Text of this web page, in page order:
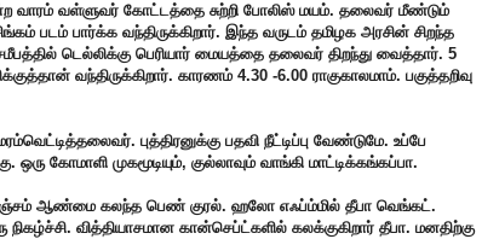
வள்ளுவர் கோட்டத்தை சுற்றி போலிஸ் மயம். தலைவர் மீண்டும்
படம் பார்க்க வந்திருக்கிறார். இந்த வருடம் தமிழக அரசின் சிறந்த
டெல்லிக்கு பெரியார் மையத்தை தலைவர் திறந்து வைத்தார். 5
வந்திருக்கிறார். காரணம் 4.30 -6.00 ராகுகாலமாம். பகுத்தறிவு
புத்திரனுக்கு பதவி நீட்டிப்பு வேண்டுமே. உப்பே
ஒரு கோமாளி முகமூடியும், குல்லாவும் வாங்கி மாட்டிக்கங்கப்பா.
ஆண்மை கலந்த பெண் குரல். ஹலோ எஃப்ம்மில் தீபா வெங்கட்.
வித்தியாசமான கான்செப்ட்களில் கலக்குகிறார் தீபா. மனதிற்கு